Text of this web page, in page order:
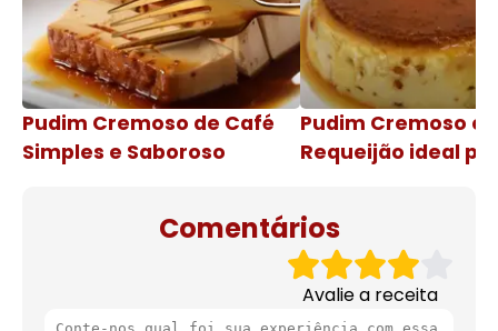
Pudim Cremoso de Café
Simples e Saboroso
Pudim Cremoso
Requeijão ideal
Comentários
Avalie a receita